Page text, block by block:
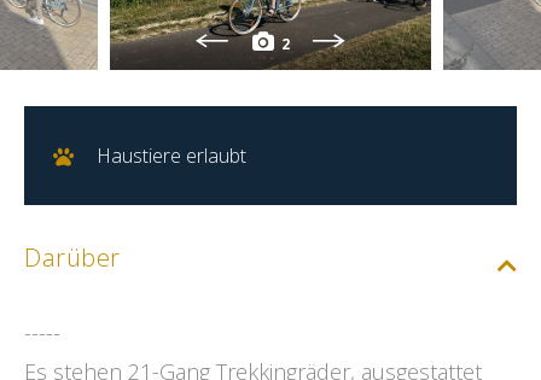
2
Haustiere erlaubt
Darüber
-----
Es stehen 21-Gang Trekkingräder, ausgestattet